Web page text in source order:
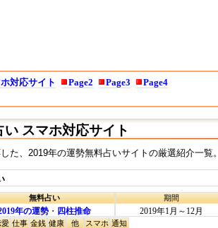
対応サイト Page2 Page3
Page4
スマホ対応サイト
た、2019年の運勢無料占いサイトの厳選紹介一覧。
無料占い
年の運勢 ・ 四柱推命
期間
2019年1月～12月
愛 仕事 金銭 健康 他 スマホ 通知